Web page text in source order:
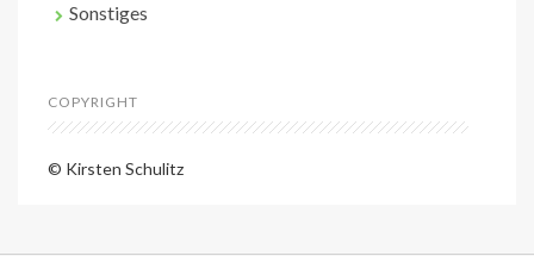
Sonstiges
COPYRIGHT
© Kirsten Schulitz